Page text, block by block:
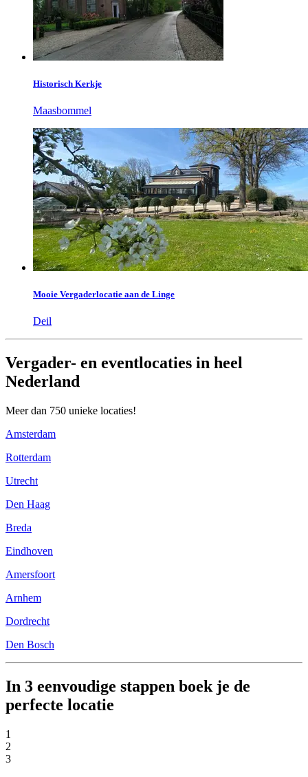
Historisch Kerkje
Maasbommel
Mooie Vergaderlocatie aan de Linge
Deil
Vergader- en eventlocaties in heel
Nederland
Meer dan 750 unieke locaties!
Amsterdam
Rotterdam
Utrecht
Den Haag
Breda
Eindhoven
Amersfoort
Arnhem
Dordrecht
Den Bosch
In 3 eenvoudige stappen boek je de
perfecte locatie
1
2
3